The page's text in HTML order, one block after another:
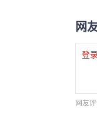
网
登
网友